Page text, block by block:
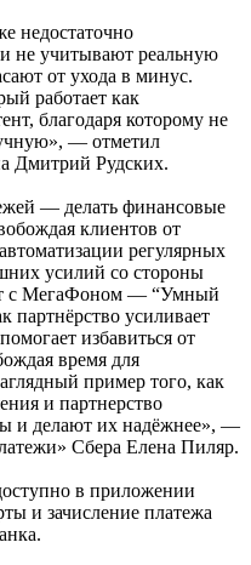
недостаточно
не учитывают реальную
от ухода в минус.
работает как
благодаря которому не
— отметил
Дмитрий Рудских.
— делать финансовые
клиентов от
регулярных
усилий со стороны
с МегаФоном — “Умный
партнёрство усиливает
избавиться от
время для
пример того, как
и партнерство
и делают их надёжнее», —
Сбера Елена Пиляр.
в приложении
и зачисление платежа